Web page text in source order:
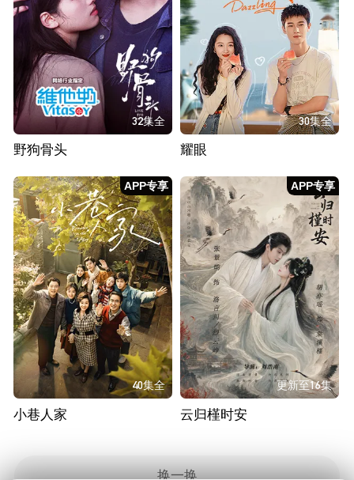
32集全
野狗骨头
30集全
耀眼
APP专享
40集全
小巷人家
APP专享
更新至16集
云归槿时安
换一换